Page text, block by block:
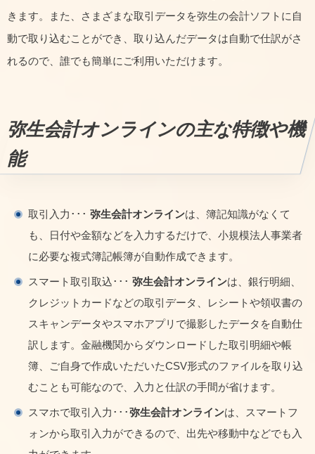
きます。また、さまざまな取引データを弥生の会計ソフトに自
動で取り込むことができ、取り込んだデータは自動で仕訳がさ
れるので、誰でも簡単にご利用いただけます。
弥生会計オンラインの主な特徴や機
能
取引入力･･･ 弥生会計オンラインは、簿記知識がなくて
も、日付や金額などを入力するだけで、小規模法人事業者
に必要な複式簿記帳簿が自動作成できます。
スマート取引取込･･･ 弥生会計オンラインは、銀行明細、
クレジットカードなどの取引データ、レシートや領収書の
スキャンデータやスマホアプリで撮影したデータを自動仕
訳します。金融機関からダウンロードした取引明細や帳
簿、ご自身で作成いただいたCSV形式のファイルを取り込
むことも可能なので、入力と仕訳の手間が省けます。
スマホで取引入力･･･弥生会計オンラインは、スマートフ
ォンから取引入力ができるので、出先や移動中などでも入